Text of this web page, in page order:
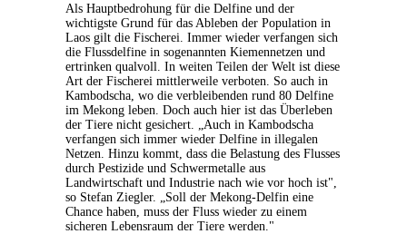
Als Hauptbedrohung für die Delfine und der
wichtigste Grund für das Ableben der Population in
Laos gilt die Fischerei. Immer wieder verfangen sich
die Flussdelfine in sogenannten Kiemennetzen und
ertrinken qualvoll. In weiten Teilen der Welt ist diese
Art der Fischerei mittlerweile verboten. So auch in
Kambodscha, wo die verbleibenden rund 80 Delfine
im Mekong leben. Doch auch hier ist das Überleben
der Tiere nicht gesichert. „Auch in Kambodscha
verfangen sich immer wieder Delfine in illegalen
Netzen. Hinzu kommt, dass die Belastung des Flusses
durch Pestizide und Schwermetalle aus
Landwirtschaft und Industrie nach wie vor hoch ist",
so Stefan Ziegler. „Soll der Mekong-Delfin eine
Chance haben, muss der Fluss wieder zu einem
sicheren Lebensraum der Tiere werden."